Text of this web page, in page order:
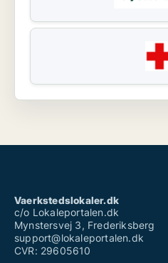
Vaerkstedslokaler.dk
c/o Lokaleportalen.dk
Mynstersvej 3, Frederiksberg
support@lokaleportalen.dk
CVR: 29605610